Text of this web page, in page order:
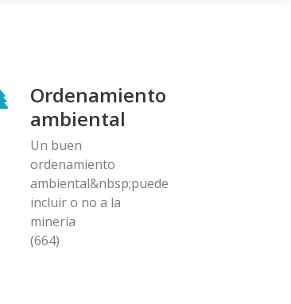
Ordenamiento
ambiental
Un buen
ordenamiento
ambiental&nbsp;puede
incluir o no a la
minería
(664)